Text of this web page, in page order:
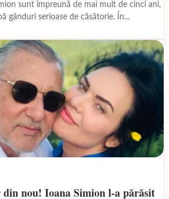
sunt împreună de mai mult de cinci ani,
gânduri serioase de căsătorie. În...
din nou! Ioana Simion l-a părăsit